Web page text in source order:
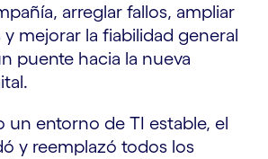
arreglar fallos, ampliar
mejorar la fiabilidad general
puente hacia la nueva
un entorno de TI estable, el
y reemplazó todos los